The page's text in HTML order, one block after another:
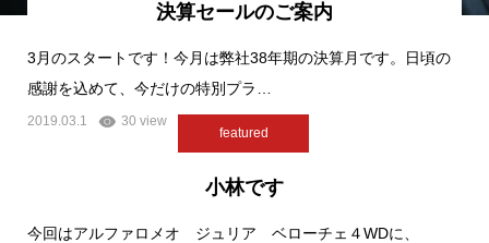
決算セールのご案内
3月のスタートです！今月は弊社38年期の決算月です。日頃の
感謝を込めて、今だけの特別プラ…
2019.03.1 30 view
featured
小林です
今回はアルファロメオ ジュリア ベローチェ４WDに、